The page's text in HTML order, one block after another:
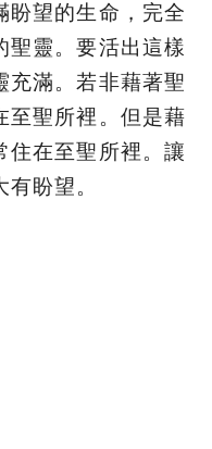
盼望的生命，完全
聖靈。要活出這樣
充滿。若非藉著聖
至聖所裡。但是藉
住在至聖所裡。讓
盼望。